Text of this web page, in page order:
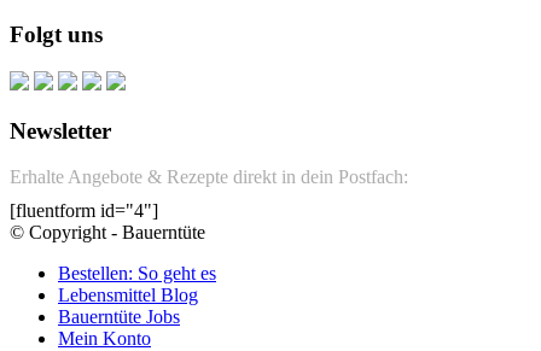
Folgt uns
Newsletter
Erhalte Angebote & Rezepte direkt in dein Postfach:
[fluentform id="4"]
© Copyright - Bauerntüte
Bestellen: So geht es
Lebensmittel Blog
Bauerntüte Jobs
Mein Konto